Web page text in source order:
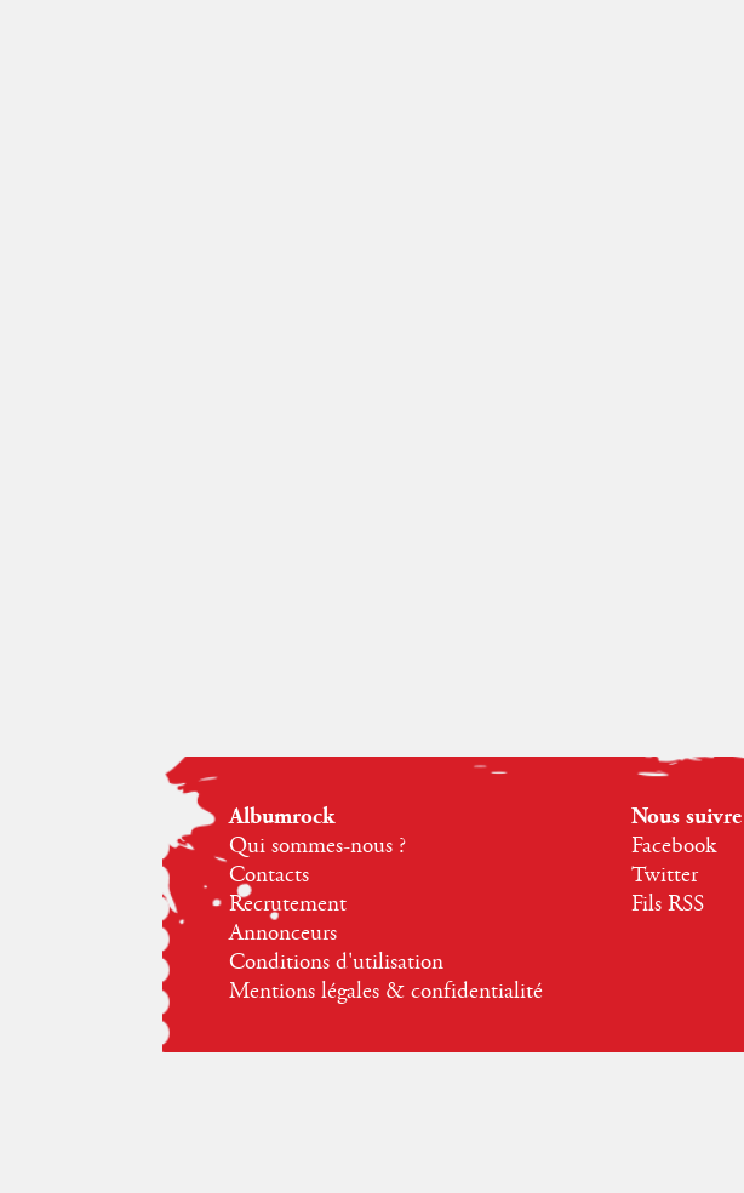
Albumrock
Qui sommes-nous ?
Contacts
Recrutement
Annonceurs
Conditions d'utilisation
Mentions légales & confidentialité
Nous suivre
Facebook
Twitter
Fils RSS